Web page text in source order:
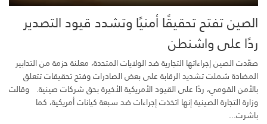
الصين تفتح تحقيقًا أمنيًا وتشدد قيود التصدير
ردًا على واشنطن
صعّدت الصين إجراءاتها التجارية ضد الولايات المتحدة، معلنة حزمة من التدابير
المضادة شملت تشديد الرقابة على بعض الصادرات وفتح تحقيقات تتعلق
بالأمن القومي، ردًا على القيود الأمريكية الأخيرة بحق شركات صينية. وقالت
وزارة التجارة الصينية إنها اتخذت إجراءات ضد سبعة كيانات أمريكية، كما
باشرت...